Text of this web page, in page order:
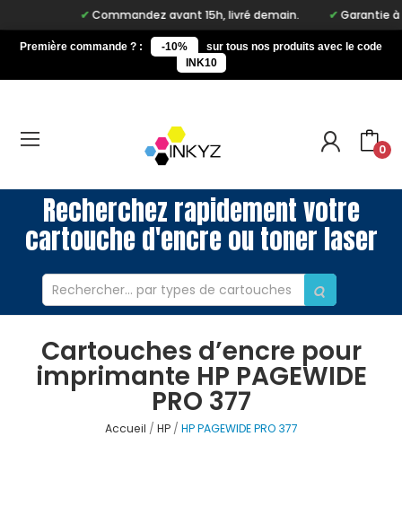
Commandez avant 15h, livré demain. Garantie à
Première commande ? : -10%
sur tous nos produits avec le code
INK10
0
Recherchez rapidement votre
cartouche d'encre ou toner laser
Cartouches d’encre pour
imprimante HP PAGEWIDE
PRO 377
Accueil HP HP PAGEWIDE PRO 377